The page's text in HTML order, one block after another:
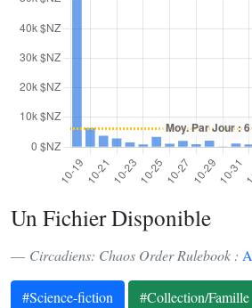
Un Fichier Disponible
Circadiens: Chaos Order Rulebook :
#Science-fiction #Collection/Famille